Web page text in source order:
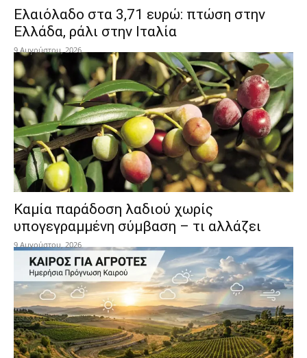
Ελαιόλαδο στα 3,71 ευρώ: πτώση στην
Ελλάδα, ράλι στην Ιταλία
9 Αυγούστου, 2026
Καμία παράδοση λαδιού χωρίς
υπογεγραμμένη σύμβαση – τι αλλάζει
9 Αυγούστου, 2026